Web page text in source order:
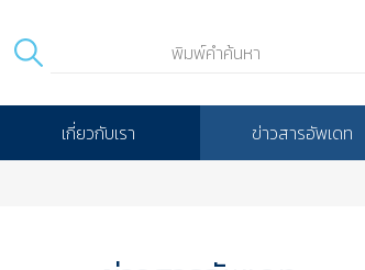
เกี่ยวกับเรา ข่าวสารอัพเดท